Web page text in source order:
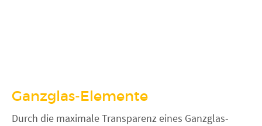
Ganzglas-Elemente
Durch die maximale Transparenz eines Ganzglas-